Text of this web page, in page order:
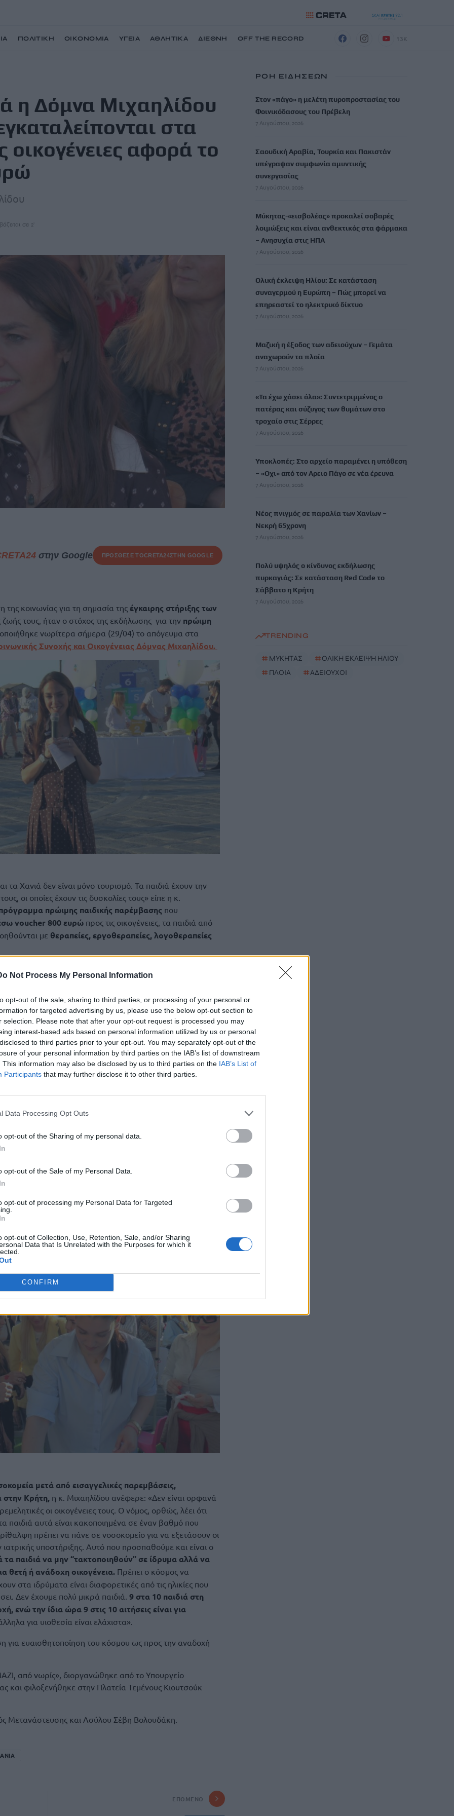
Not Process My Personal Information
opt-out of the sale, sharing to third parties, or processing of your personal or
for targeted advertising by us, please use the below opt-out section to
selection. Please note that after your opt-out request is processed you may
interest-based ads based on personal information utilized by us or personal
to third parties prior to your opt-out. You may separately opt-out of the
of your personal information by third parties on the IAB’s list of downstream
This information may also be disclosed by us to third parties on the IAB’s List of
Participants that may further disclose it to other third parties.
Data Processing Opt Outs
opt-out of the Sharing of my personal data.
opt-out of the Sale of my Personal Data.
opt-out of processing my Personal Data for Targeted
opt-out of Collection, Use, Retention, Sale, and/or Sharing
Data that Is Unrelated with the Purposes for which it
CONFIRM
ΠΟΛΙΤΙΚΗ ΟΙΚΟΝΟΜΙΑ ΥΓΕΙΑ ΑΘΛΗΤΙΚΑ ΔΙΕΘΝΗ OFF THE RECORD 13K
η Δόμνα Μιχαηλίδου
στα
οικογένειες αφορά το
σε 2'
στην Google ΠΡΟΣΘΕΣΕ ΤΟCRETA24ΣΤΗΝ GOOGLE
κοινωνίας για τη σημασία της έγκαιρης στήριξης των
τους, ήταν ο στόχος της εκδήλωσης για την πρώιμη
νωρίτερα σήμερα (29/04) το απόγευμα στα
Συνοχής και Οικογένειας Δόμνας Μιχαηλίδου.
τα Χανιά δεν είναι μόνο τουρισμό. Τα παιδιά έχουν την
οι οποίες έχουν τις δυσκολίες τους» είπε η κ.
πρώιμης παιδικής παρέμβασης που
voucher 800 ευρώ προς τις οικογένειες, τα παιδιά από
με θεραπείες, εργοθεραπείες, λογοθεραπείες
παιδικής παρέμβασης.
αναφερόμενη στα οφέλη του προγράμματος για τα
πόρους του Ταμείου Ανάκαμψης και Ανθεκτικότητας.
πρόγραμμα πρώιμης παιδικής παρέμβασης).
μετά από εισαγγελικές παρεμβάσεις,
στην Κρήτη, η κ. Μιχαηλίδου ανέφερε: «Δεν είναι ορφανά
οι οικογένειες τους. Ο νόμος, ορθώς, λέει ότι
παιδιά αυτά είναι κακοποιημένα σε έναν βαθμό που
πρέπει να πάνε σε νοσοκομείο για να εξετάσουν οι
υποστήριξης. Αυτό που προσπαθούμε και είναι ο
τα παιδιά να μην “τακτοποιηθούν” σε ίδρυμα αλλά να
θετή ή ανάδοχη οικογένεια. Πρέπει ο κόσμος να
στα ιδρύματα είναι διαφορετικές από τις ηλικίες που
Δεν έχουμε πολύ μικρά παιδιά. 9 στα 10 παιδιά στη
ενώ την ίδια ώρα 9 στις 10 αιτήσεις είναι για
για υιοθεσία είναι ελάχιστα».
για ευαισθητοποίηση του κόσμου ως προς την αναδοχή
από νωρίς», διοργανώθηκε από το Υπουργείο
και φιλοξενήθηκε στην Πλατεία Τεμένους Κιουτσούκ
Μετανάστευσης και Ασύλου Σέβη Βολουδάκη.
ΕΠΌΜΕΝΟ
ΡΟΗ ΕΙΔΗΣΕΩΝ
Στον «πάγο» η μελέτη πυροπροστασίας του
Φοινικόδασους του Πρέβελη
7 Αυγούστου, 2026
Σαουδική Αραβία, Τουρκία και Πακιστάν
υπέγραψαν συμφωνία αμυντικής
συνεργασίας
7 Αυγούστου, 2026
Μύκητας-«εισβολέας» προκαλεί σοβαρές
λοιμώξεις και είναι ανθεκτικός στα φάρμακα
– Ανησυχία στις ΗΠΑ
7 Αυγούστου, 2026
Ολική έκλειψη Ηλίου: Σε κατάσταση
συναγερμού η Ευρώπη – Πώς μπορεί να
επηρεαστεί το ηλεκτρικό δίκτυο
7 Αυγούστου, 2026
Μαζική η έξοδος των αδειούχων – Γεμάτα
αναχωρούν τα πλοία
7 Αυγούστου, 2026
«Τα έχω χάσει όλα»: Συντετριμμένος ο
πατέρας και σύζυγος των θυμάτων στο
τροχαίο στις Σέρρες
7 Αυγούστου, 2026
Υποκλοπές: Στο αρχείο παραμένει η υπόθεση
– «Οχι» από τον Αρειο Πάγο σε νέα έρευνα
7 Αυγούστου, 2026
Νέος πνιγμός σε παραλία των Χανίων –
Νεκρή 65χρονη
7 Αυγούστου, 2026
Πολύ υψηλός ο κίνδυνος εκδήλωσης
πυρκαγιάς: Σε κατάσταση Red Code το
Σάββατο η Κρήτη
7 Αυγούστου, 2026
TRENDING
# ΜΥΚΗΤΑΣ #ΟΛΙΚΗ ΕΚΛΕΙΨΗ ΗΛΙΟΥ
# ΠΛΟΙΑ #ΑΔΕΙΟΥΧΟΙ